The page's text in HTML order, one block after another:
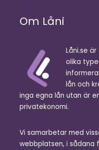
Om Låni
Låni.se
olika
lån och
inga egna lån utan är
privatekonomi.
Vi samarbetar med
webbplatsen, i sådana